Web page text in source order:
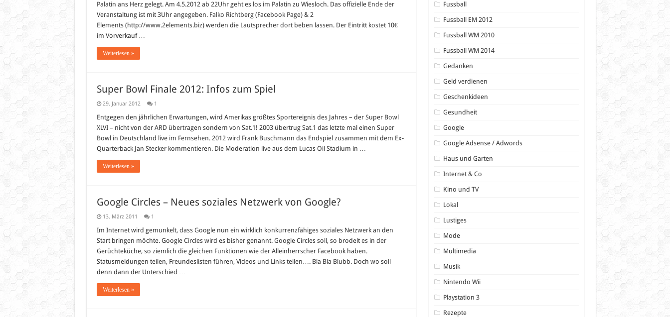
&
bigFM
Partynight
im
Palatin ans Herz gelegt. Am 4.5.2012 ab 22Uhr geht es los im Palatin zu Wiesloch. Das offizielle Ende der
Veranstaltung ist mit 3Uhr angegeben. Falko Richtberg (Facebook Page) & 2
Elements (http://www.2elements.biz) werden die Lautsprecher dort beben lassen. Der Eintritt kostet 10€
im Vorverkauf …
Weiterlesen »
Super Bowl Finale 2012: Infos zum Spiel
29. Januar 2012 1
Entgegen den jährlichen Erwartungen, wird Amerikas größtes Sportereignis des Jahres – der Super Bowl
XLVI – nicht von der ARD übertragen sondern von Sat.1! 2003 übertrug Sat.1 das letzte mal einen Super
Bowl in Deutschland live im Fernsehen. 2012 wird Frank Buschmann das Endspiel zusammen mit dem Ex-
Quarterback Jan Stecker kommentieren. Die Moderation live aus dem Lucas Oil Stadium in …
Weiterlesen »
Google Circles – Neues soziales Netzwerk von Google?
13. März 2011 1
Im Internet wird gemunkelt, dass Google nun ein wirklich konkurrenzfähiges soziales Netzwerk an den
Start bringen möchte. Google Circles wird es bisher genannt. Google Circles soll, so brodelt es in der
Gerüchteküche, so ziemlich die gleichen Funktionen wie der Alleinherrscher Facebook haben.
Statusmeldungen teilen, Freundeslisten führen, Videos und Links teilen…. Bla Bla Blubb. Doch wo soll
denn dann der Unterschied …
Weiterlesen »
Fussball
Fussball EM 2012
Fussball WM 2010
Fussball WM 2014
Gedanken
Geld verdienen
Geschenkideen
Gesundheit
Google
Google Adsense / Adwords
Haus und Garten
Internet & Co
Kino und TV
Lokal
Lustiges
Mode
Multimedia
Musik
Nintendo Wii
Playstation 3
Rezepte